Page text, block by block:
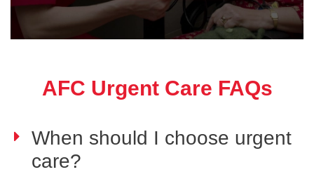
AFC Urgent Care FAQs
When should I choose urgent
care?